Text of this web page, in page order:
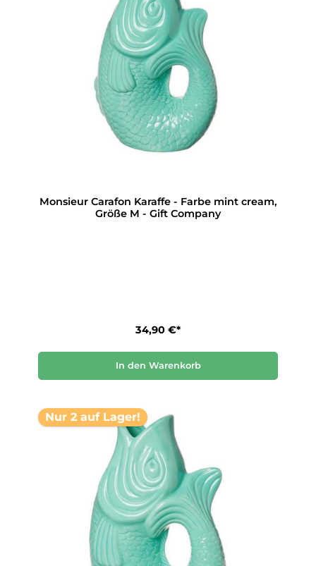
Monsieur Carafon Karaffe - Farbe mint cream,
Größe M - Gift Company
34,90 €*
In den Warenkorb
Nur 2 auf Lager!